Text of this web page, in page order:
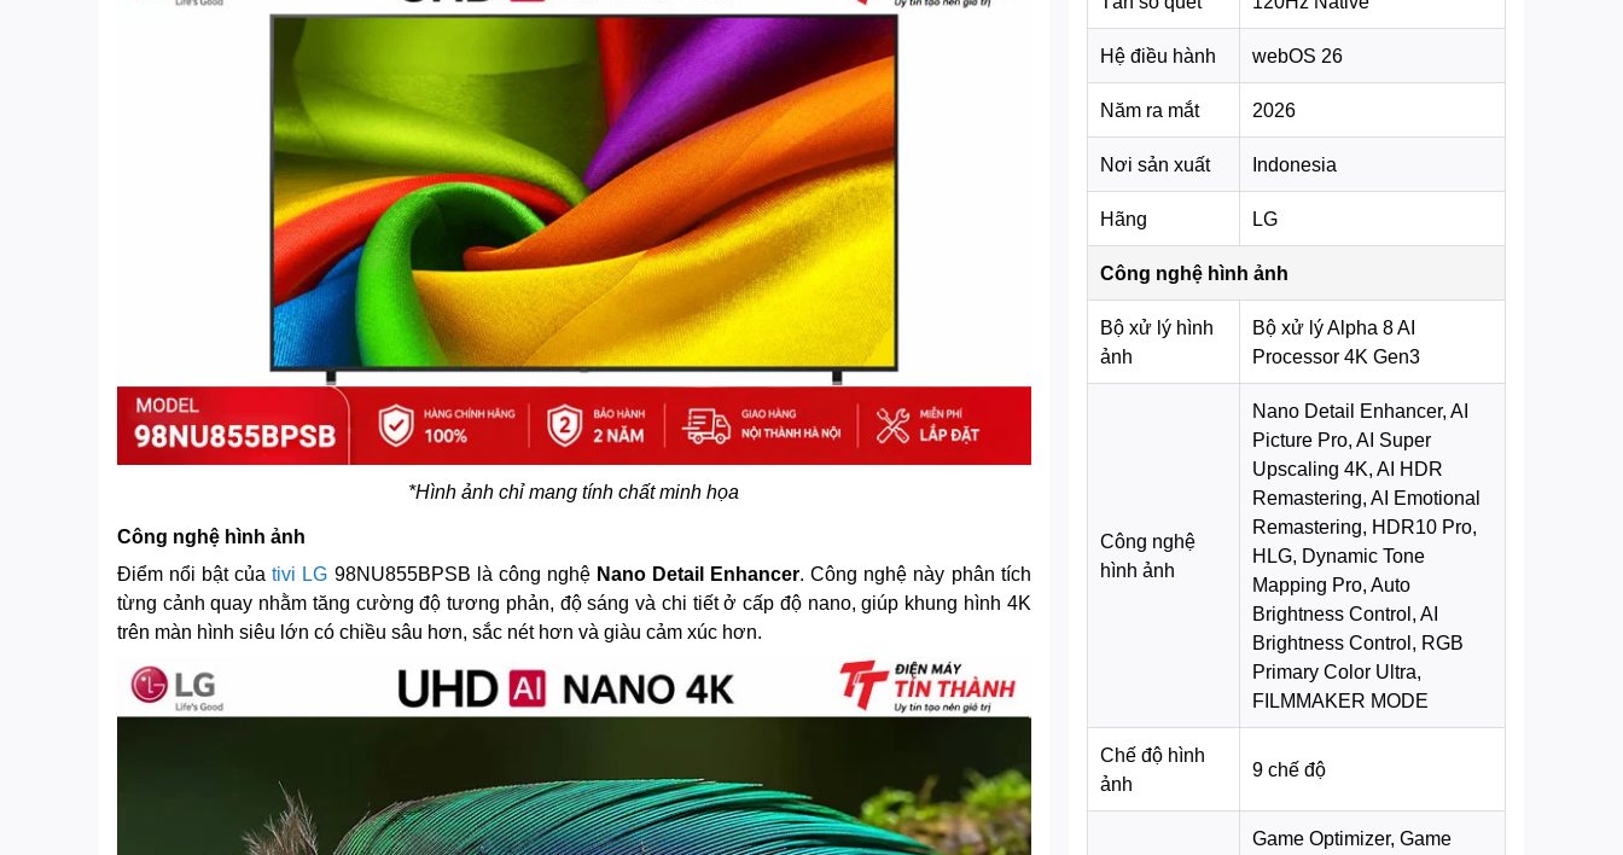
*Hình ảnh chỉ mang tính chất minh họa
Công nghệ hình ảnh
Điểm nổi bật củativi LG 98NU855BPSB là công nghệ Nano Detail Enhancer . Công nghệ này phân tích
từng cảnh quay nhằm tăng cường độ tương phản, độ sáng và chi tiết ở cấp độ nano, giúp khung hình 4K
trên màn hình siêu lớn có chiều sâu hơn, sắc nét hơn và giàu cảm xúc hơn.
Hệ điều hành webOS 26
Năm ra mắt 2026
Nơi sản xuất Indonesia
Hãng LG
Công nghệ hình ảnh
Bộ xử lý hình
ảnh
Bộ xử lý Alpha 8 AI
Processor 4K Gen3
Công nghệ
hình ảnh
Nano Detail Enhancer, AI
Picture Pro, AI Super
Upscaling 4K, AI HDR
Remastering, AI Emotional
Remastering, HDR10 Pro,
HLG, Dynamic Tone
Mapping Pro, Auto
Brightness Control, AI
Brightness Control, RGB
Primary Color Ultra,
FILMMAKER MODE
Chế độ hình
ảnh
9 chế độ
Game Optimizer, Game